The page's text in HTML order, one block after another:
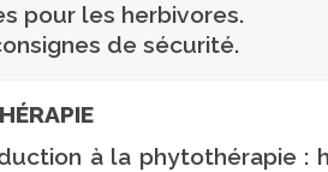
pour les herbivores.
de sécurité.
à la phytothérapie :